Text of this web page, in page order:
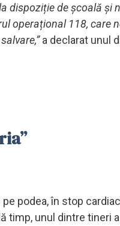
dispoziție de școală și
operațional 118, care
a declarat unul
podea, în stop
timp, unul dintre tineri